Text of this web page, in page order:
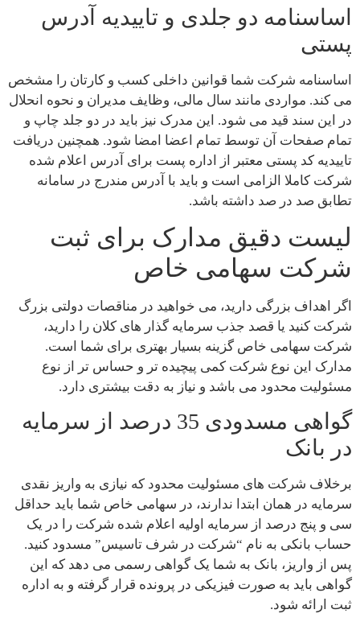
اساسنامه دو جلدی و تاییدیه آدرس
پستی
اساسنامه شرکت شما قوانین داخلی کسب و کارتان را مشخص
می کند. مواردی مانند سال مالی، وظایف مدیران و نحوه انحلال
در این سند قید می شود. این مدرک نیز باید در دو جلد چاپ و
تمام صفحات آن توسط تمام اعضا امضا شود. همچنین دریافت
تاییدیه کد پستی معتبر از اداره پست برای آدرس اعلام شده
شرکت کاملا الزامی است و باید با آدرس مندرج در سامانه
تطابق صد در صد داشته باشد.
لیست دقیق مدارک برای ثبت
شرکت سهامی خاص
اگر اهداف بزرگی دارید، می خواهید در مناقصات دولتی بزرگ
شرکت کنید یا قصد جذب سرمایه گذار های کلان را دارید،
شرکت سهامی خاص گزینه بسیار بهتری برای شما است.
مدارک این نوع شرکت کمی پیچیده تر و حساس تر از نوع
مسئولیت محدود می باشد و نیاز به دقت بیشتری دارد.
گواهی مسدودی 35 درصد از سرمایه
در بانک
برخلاف شرکت های مسئولیت محدود که نیازی به واریز نقدی
سرمایه در همان ابتدا ندارند، در سهامی خاص شما باید حداقل
سی و پنج درصد از سرمایه اولیه اعلام شده شرکت را در یک
حساب بانکی به نام “شرکت در شرف تاسیس” مسدود کنید.
پس از واریز، بانک به شما یک گواهی رسمی می دهد که این
گواهی باید به صورت فیزیکی در پرونده قرار گرفته و به اداره
ثبت ارائه شود.